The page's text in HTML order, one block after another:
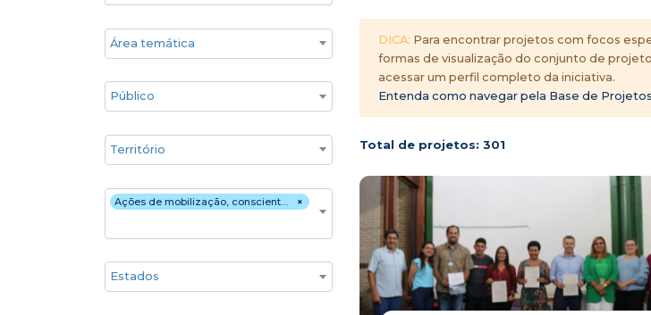
Áreas temáticas
Público
Territórios
Estratégia de atuação ×
Ações de mobilização, conscientização e articulação
Estado
DICA: Para encontrar projetos com focos
formas de visualização do conjunto de
acessar um perfil completo da iniciativa.
Entenda como navegar pela Base de
Total de projetos: 301